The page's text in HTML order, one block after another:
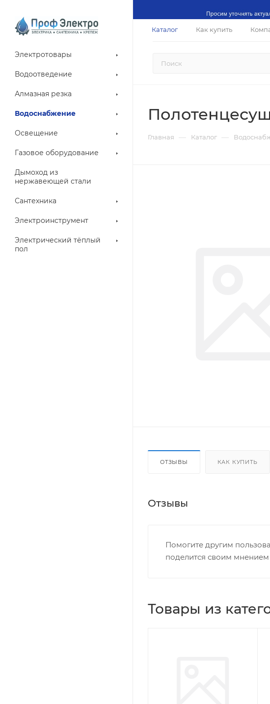
Каталог Как купить
Электротовары
Водоотведение
Алмазная резка
Водоснабжение
Освещение
Газовое оборудование
Дымоход из
нержавеющей стали
Сантехника
Электроинструмент
Электрический тёплый
пол
Главная — Каталог —
ОТЗЫВЫ КАК КУПИТЬ
Отзывы
Помогите другим
поделится своим
Товары из